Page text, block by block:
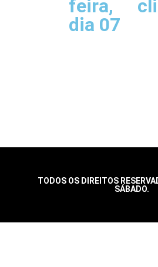
feira,
dia 07
TODOS OS DIREITOS
SÁBADO.